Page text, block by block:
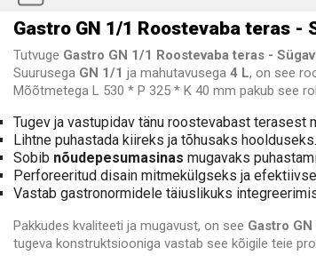
Gastro GN 1/1 Roostevaba teras -
Tutvuge Gastro GN 1/1 Roostevaba teras -
Suurusega GN 1/1 ja mahutavusega 4 L, on see
Mõõtmetega L 530 * P 325 * K 40 mm pakub see
Tugev ja vastupidav tänu roostevabast terasest
Lihtne puhastada kiireks ja tõhusaks hoolduseks.
Sobib nõudepesumasinas mugavaks
Perforeeritud disain mitmekülgseks ja
Vastab gastronormidele täiuslikuks
Pakkudes kvaliteeti ja mugavust, on see Gastro
tugeva konstruktsiooniga vastab see kõigile teie